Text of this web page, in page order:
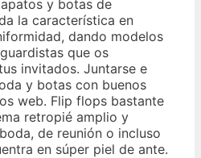
y botas de
la característica en
dando modelos
que os
invitados. Juntarse e
y botas con buenos
web. Flip flops bastante
retropié amplio y
de reunión o incluso
en súper piel de ante.